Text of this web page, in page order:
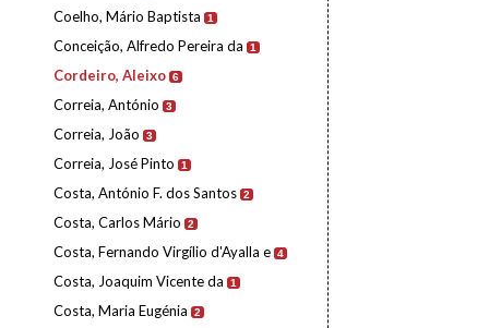
Coelho, Mário Baptista 1
Conceição, Alfredo Pereira da 1
Cordeiro, Aleixo 6
Correia, António 3
Correia, João 3
Correia, José Pinto 1
Costa, António F. dos Santos 2
Costa, Carlos Mário 2
Costa, Fernando Virgílio d'Ayalla e 4
Costa, Joaquim Vicente da 1
Costa, Maria Eugénia 2